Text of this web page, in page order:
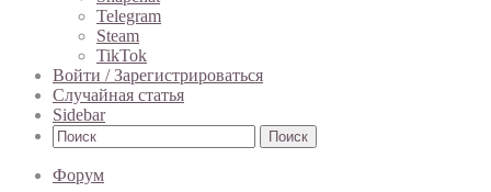
Telegram
Steam
TikTok
Войти / Зарегистрироваться
Случайная статья
Sidebar
Поиск
Форум